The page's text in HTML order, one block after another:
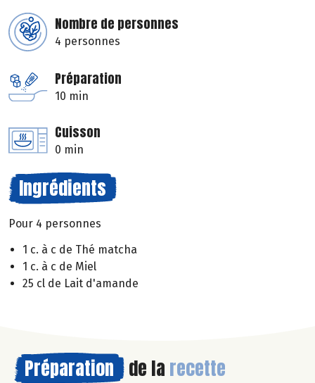
Nombre de personnes
4 personnes
Préparation
10 min
Cuisson
0 min
Ingrédients
Pour 4 personnes
1 c. à c de Thé matcha
1 c. à c de Miel
25 cl de Lait d'amande
Préparation de la recette